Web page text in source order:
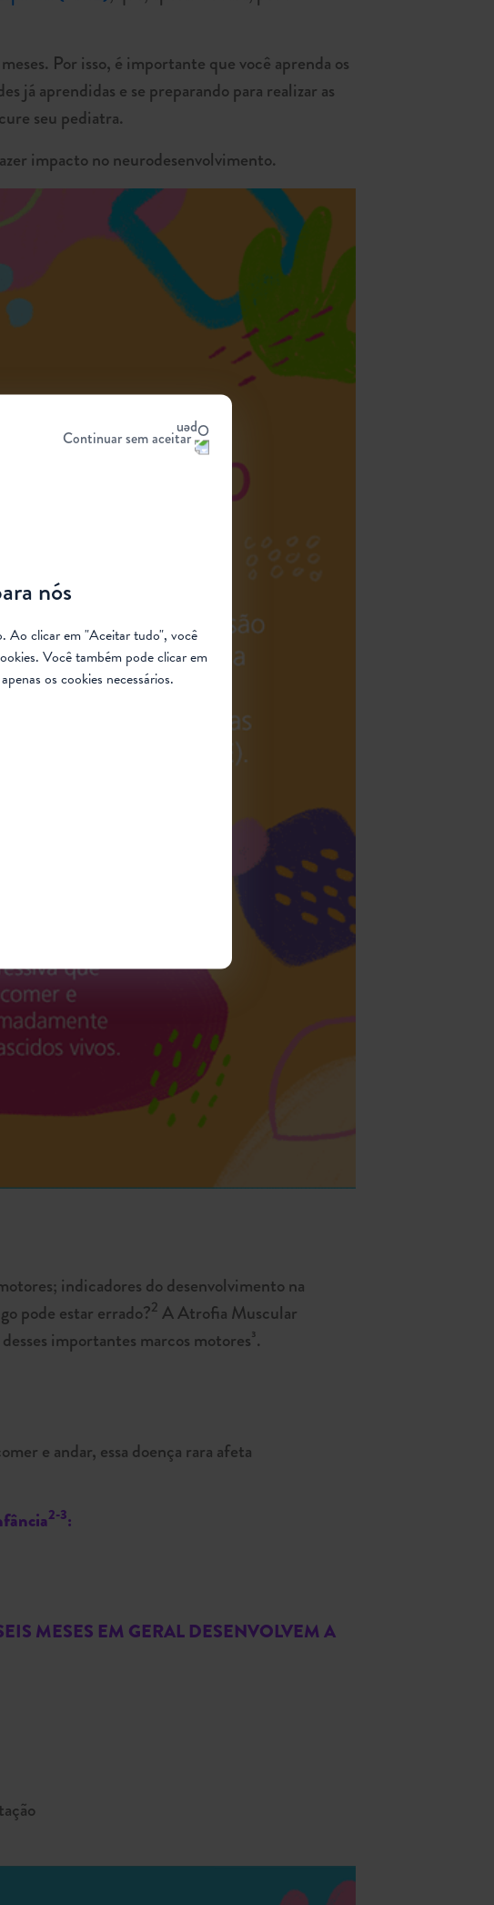
nós
Ao clicar em "Aceitar tudo", você
. Você também pode clicar em
os cookies necessários.
Continuar sem aceitar
Por isso, é importante que você aprenda os
já aprendidas e se preparando para realizar as
seu pediatra.
impacto no neurodesenvolvimento.
indicadores do desenvolvimento na
pode estar errado?2 A Atrofia Muscular
importantes marcos motores³.
e andar, essa doença rara afeta
2-3:
MESES EM GERAL DESENVOLVEM A